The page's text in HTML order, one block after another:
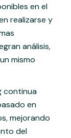
en el
realizarse y
análisis,
mismo
continua
en
mejorando
del